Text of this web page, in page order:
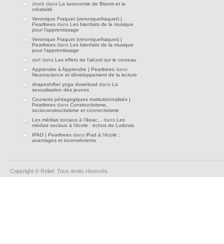
zineb dans La taxonomie de Bloom et la
créativité
Veronique Fraquet (veroniquefraquet) |
Pearltrees dans Les bienfaits de la musique
pour l'apprentissage
Veronique Fraquet (veroniquefraquet) |
Pearltrees dans Les bienfaits de la musique
pour l'apprentissage
stef dans Les effets de l'alcool sur le cerveau
Apprendre à Apprendre | Pearltrees dans
Neuroscience et développement de la lecture
shapeshifter yoga download dans La
sexualisation des jeunes
Courants pédagogiques institutionnalisés |
Pearltrees dans Constructivisme,
socioconstructivisme et connectivisme
Les médias sociaux à l’&eac...
dans Les
médias sociaux à l’école : échos de Ludovia
IPAD | Pearltrees dans iPad à l’école :
avantages et inconvénients
Copyright © Relief. Tous droits réservés.